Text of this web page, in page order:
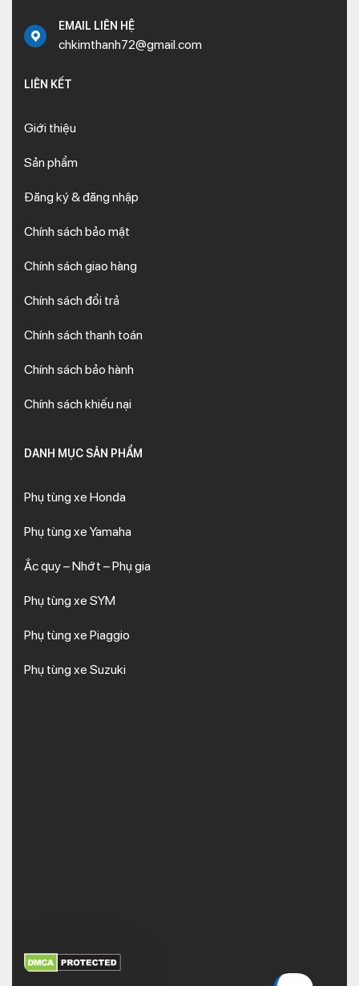
EMAIL LIÊN HỆ
chkimthanh72@gmail.com
LIÊN KẾT
Giới thiệu
Sản phẩm
Đăng ký & đăng nhập
Chính sách bảo mật
Chính sách giao hàng
Chính sách đổi trả
Chính sách thanh toán
Chính sách bảo hành
Chính sách khiếu nại
DANH MỤC SẢN PHẨM
Phụ tùng xe Honda
Phụ tùng xe Yamaha
Ắc quy – Nhớt – Phụ gia
Phụ tùng xe SYM
Phụ tùng xe Piaggio
Phụ tùng xe Suzuki
XEM THÊM